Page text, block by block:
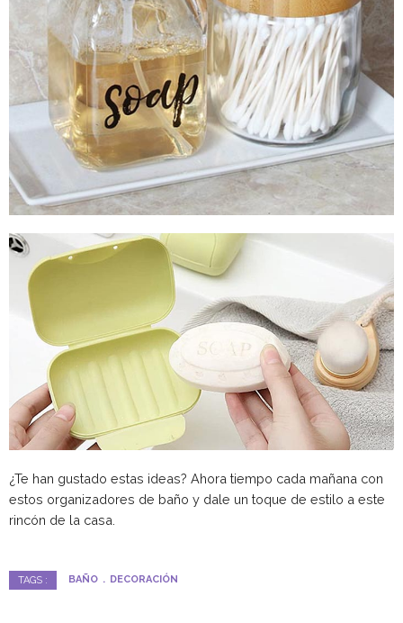
¿Te han gustado estas ideas? Ahora tiempo cada mañana con
estos organizadores de baño y dale un toque de estilo a este
rincón de la casa.
TAGS : BAÑO DECORACIÓN